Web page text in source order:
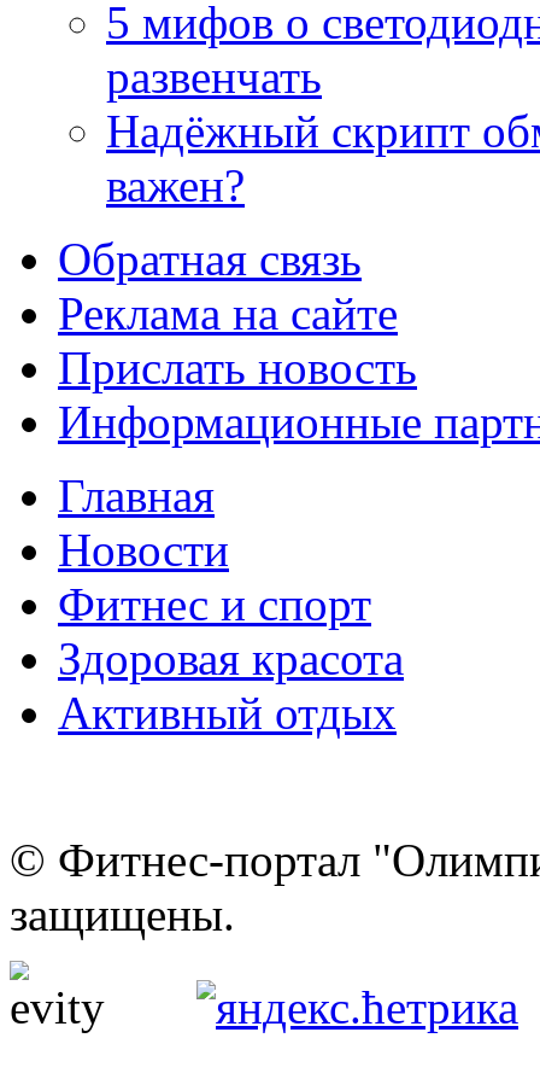
5 мифов о
развенчать
Надёжный скрипт
важен?
Обратная связь
Реклама на сайте
Прислать новость
Информационные
Главная
Новости
Фитнес и спорт
Здоровая красота
Активный отдых
© Фитнес-портал
защищены.